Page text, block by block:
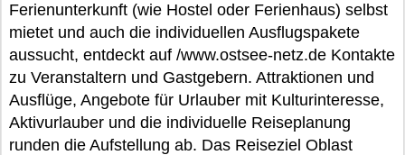
Ferienunterkunft (wie Hostel oder Ferienhaus) selbst
mietet und auch die individuellen Ausflugspakete
aussucht, entdeckt auf /www.ostsee-netz.de Kontakte
zu Veranstaltern und Gastgebern. Attraktionen und
Ausflüge, Angebote für Urlauber mit Kulturinteresse,
Aktivurlauber und die individuelle Reiseplanung
runden die Aufstellung ab. Das Reiseziel Oblast